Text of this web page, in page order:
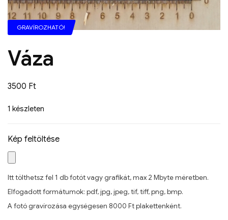
GRAVÍROZHATÓ!
Váza
3500 Ft
1 készleten
Kép feltöltése
Itt tölthetsz fel 1 db fotót vagy grafikát, max 2 Mbyte méretben.
Elfogadott formátumok: pdf, jpg, jpeg, tif, tiff, png, bmp.
A fotó gravírozása egységesen 8000 Ft plakettenként.